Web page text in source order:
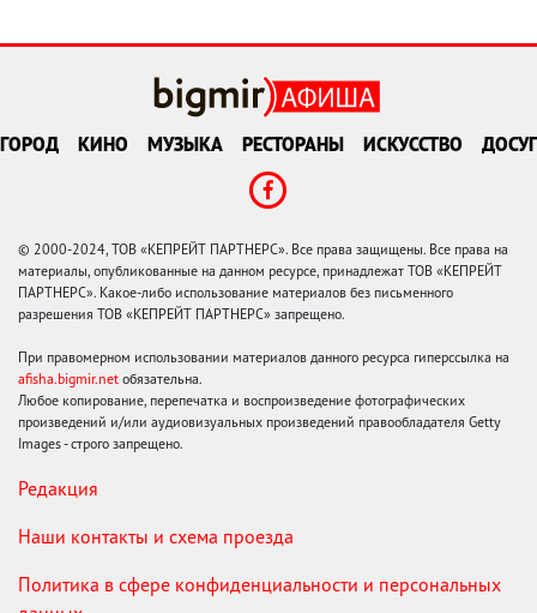
ГОРОД КИНО МУЗЫКА РЕСТОРАНЫ ИСКУССТВО ДОСУГ
© 2000-2024, ТОВ «КЕПРЕЙТ ПАРТНЕРС». Все права защищены. Все права на
материалы, опубликованные на данном ресурсе, принадлежат ТОВ «КЕПРЕЙТ
ПАРТНЕРС». Какое-либо использование материалов без письменного
разрешения ТОВ «КЕПРЕЙТ ПАРТНЕРС» запрещено.
При правомерном использовании материалов данного ресурса гиперссылка на
afisha.bigmir.net обязательна.
Любое копирование, перепечатка и воспроизведение фотографических
произведений и/или аудиовизуальных произведений правообладателя Getty
Images - строго запрещено.
Редакция
Наши контакты и схема проезда
Политика в сфере конфиденциальности и персональных